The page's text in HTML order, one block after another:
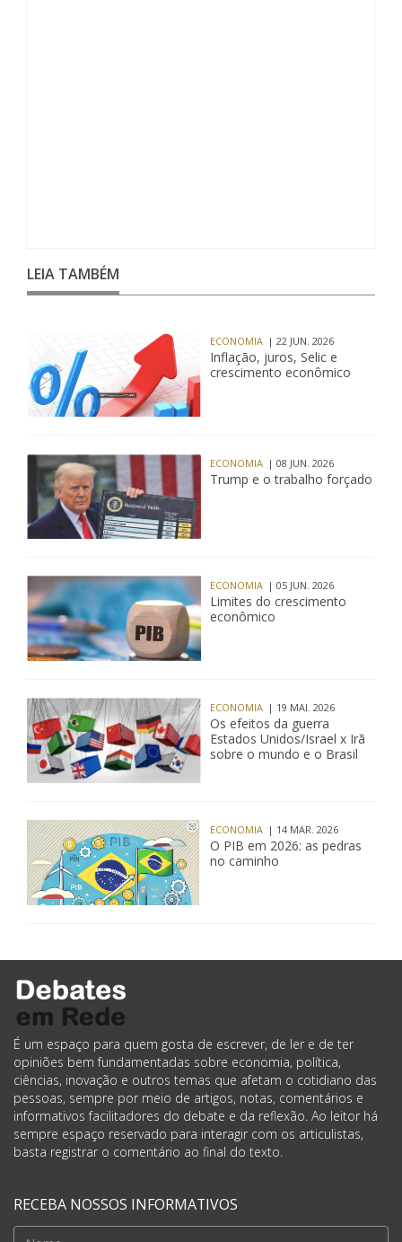
LEIA TAMBÉM
ECONOMIA | 22 JUN. 2026
Inflação, juros, Selic e
crescimento econômico
ECONOMIA | 08 JUN. 2026
Trump e o trabalho forçado
ECONOMIA | 05 JUN. 2026
Limites do crescimento
econômico
ECONOMIA | 19 MAI. 2026
Os efeitos da guerra
Estados Unidos/Israel x Irã
sobre o mundo e o Brasil
ECONOMIA | 14 MAR. 2026
O PIB em 2026: as pedras
no caminho
É um espaço para quem gosta de escrever, de ler e de ter
opiniões bem fundamentadas sobre economia, política,
ciências, inovação e outros temas que afetam o cotidiano das
pessoas, sempre por meio de artigos, notas, comentários e
informativos facilitadores do debate e da reflexão. Ao leitor há
sempre espaço reservado para interagir com os articulistas,
basta registrar o comentário ao final do texto.
RECEBA NOSSOS INFORMATIVOS